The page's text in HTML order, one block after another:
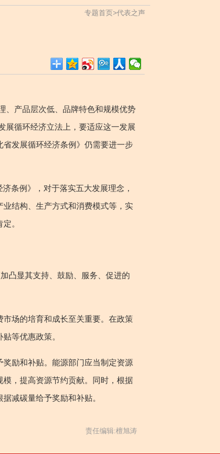
专题首页>代表之声
产品层次低、品牌特色和规模优势
展循环经济立法上，要适应这一发展
发展循环经济条例》仍需要进一步
条例》，对于落实五大发展理念，
结构、生产方式和消费模式等，实
。
凸显其支持、鼓励、服务、促进的
场的培育和成长至关重要。在政策
等优惠政策。
励和补贴。能源部门应当制定资源
，提高资源节约贡献。同时，根据
减碳量给予奖励和补贴。
责任编辑:檀旭涛